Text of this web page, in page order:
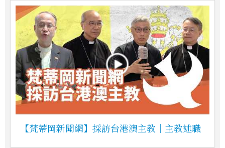
【梵蒂岡新聞網】採訪台港澳主教｜主教述職